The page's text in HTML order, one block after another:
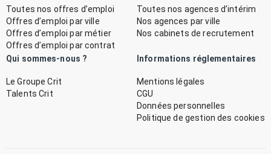
Toutes nos offres d’emploi
Offres d’emploi par ville
Offres d’emploi par métier
Offres d’emploi par contrat
Toutes nos agences d’intérim
Nos agences par ville
Nos cabinets de recrutement
Qui sommes-nous ?
Le Groupe Crit
Talents Crit
Informations réglementaires
Mentions légales
CGU
Données personnelles
Politique de gestion des cookies